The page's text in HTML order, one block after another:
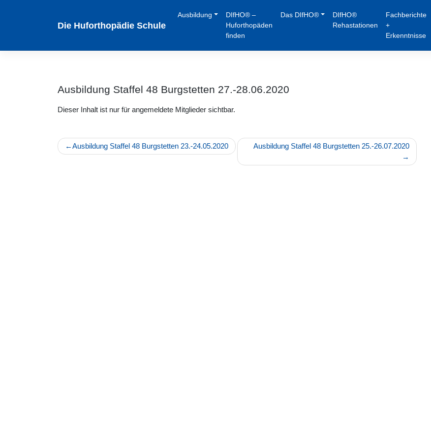
Die Huforthopädie Schule
Ausbildung
DIfHO® –
Huforthopäden
finden
Das DIfHO®
DIfHO®
Rehastationen
Fachberichte
+
Erkenntnisse
Ausbildung Staffel 48 Burgstetten 27.-28.06.2020
Dieser Inhalt ist nur für angemeldete Mitglieder sichtbar.
Beitragsnavigation
Ausbildung Staffel 48 Burgstetten 23.-24.05.2020 Ausbildung Staffel 48 Burgstetten 25.-26.07.2020